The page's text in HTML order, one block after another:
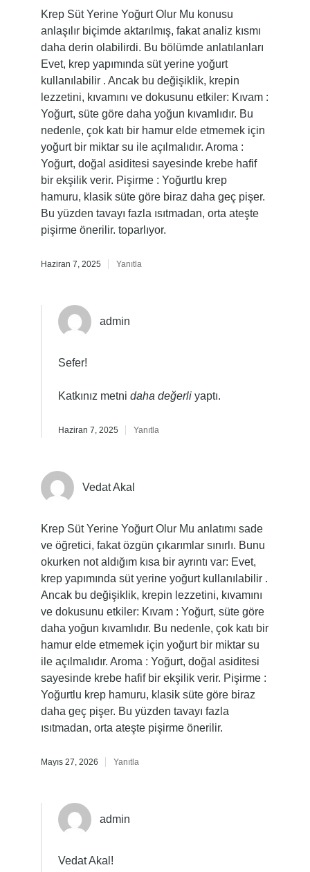
Krep Süt Yerine Yoğurt Olur Mu konusu
anlaşılır biçimde aktarılmış, fakat analiz kısmı
daha derin olabilirdi. Bu bölümde anlatılanları
Evet, krep yapımında süt yerine yoğurt
kullanılabilir . Ancak bu değişiklik, krepin
lezzetini, kıvamını ve dokusunu etkiler: Kıvam :
Yoğurt, süte göre daha yoğun kıvamlıdır. Bu
nedenle, çok katı bir hamur elde etmemek için
yoğurt bir miktar su ile açılmalıdır. Aroma :
Yoğurt, doğal asiditesi sayesinde krebe hafif
bir ekşilik verir. Pişirme : Yoğurtlu krep
hamuru, klasik süte göre biraz daha geç pişer.
Bu yüzden tavayı fazla ısıtmadan, orta ateşte
pişirme önerilir. toparlıyor.
Haziran 7, 2025 Yanıtla
admin
Sefer!
Katkınız metni daha değerliyaptı.
Haziran 7, 2025 Yanıtla
Vedat Akal
Krep Süt Yerine Yoğurt Olur Mu anlatımı sade
ve öğretici, fakat özgün çıkarımlar sınırlı. Bunu
okurken not aldığım kısa bir ayrıntı var: Evet,
krep yapımında süt yerine yoğurt kullanılabilir .
Ancak bu değişiklik, krepin lezzetini, kıvamını
ve dokusunu etkiler: Kıvam : Yoğurt, süte göre
daha yoğun kıvamlıdır. Bu nedenle, çok katı bir
hamur elde etmemek için yoğurt bir miktar su
ile açılmalıdır. Aroma : Yoğurt, doğal asiditesi
sayesinde krebe hafif bir ekşilik verir. Pişirme :
Yoğurtlu krep hamuru, klasik süte göre biraz
daha geç pişer. Bu yüzden tavayı fazla
ısıtmadan, orta ateşte pişirme önerilir.
Mayıs 27, 2026 Yanıtla
admin
Vedat Akal!